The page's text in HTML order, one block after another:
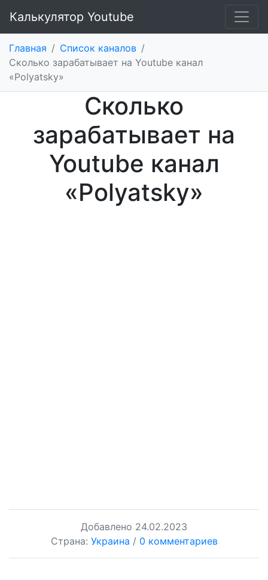
Калькулятор Youtube
Главная / Список каналов /
Сколько зарабатывает на Youtube канал
«Polyatsky»
Сколько
зарабатывает на
Youtube канал
«Polyatsky»
Добавлено 24.02.2023
Страна: Украина / 0 комментариев